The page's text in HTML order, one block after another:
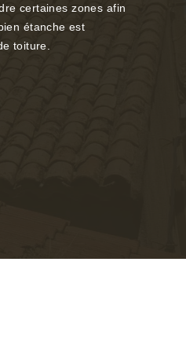
certaines zones afin
étanche est
toiture.